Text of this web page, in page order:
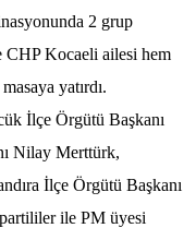
2 grup
CHP Kocaeli ailesi hem
yatırdı.
İlçe Örgütü Başkanı
Nilay Merttürk,
İlçe Örgütü Başkanı
ile PM üyesi